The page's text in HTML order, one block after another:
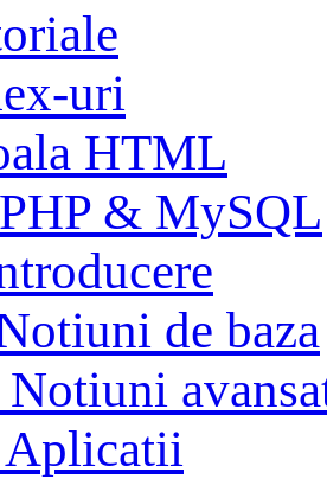
uri
HTML
& MySQL
de baza